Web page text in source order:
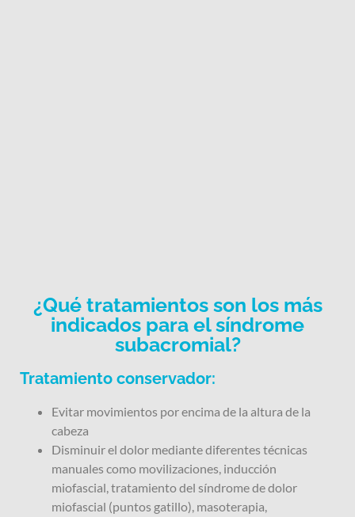
¿Qué tratamientos son los más
indicados para el síndrome
subacromial?
Tratamiento conservador:
Evitar movimientos por encima de la altura de la
cabeza
Disminuir el dolor mediante diferentes técnicas
manuales como movilizaciones, inducción
miofascial, tratamiento del síndrome de dolor
miofascial (puntos gatillo), masoterapia,